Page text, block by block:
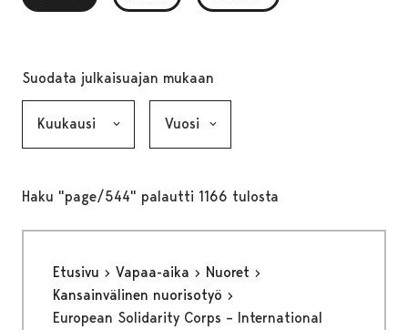
Suodata julkaisuajan mukaan
Haku "page/544" palautti 1166 tulosta
Etusivu Vapaa-aika
Nuoret
Kansainvälinen nuorisotyö
European Solidarity Corps – International